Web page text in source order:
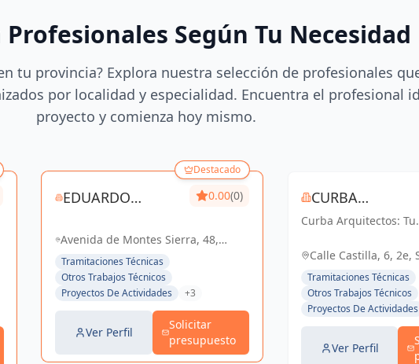
Según Tu Necesidad
tu provincia? Explora nuestra selección de profesionales
por localidad y especialidad. Encuentra el profesional
proyecto y comienza hoy mismo.
Destacado
EDUARDO
ALBA
0.00(0)
Avenida de Montes Sierra, 48,
Sevilla, España. Planta 1ª. Módulo
4B, España
Tramitaciones Técnicas
Otros Trabajos Técnicos
Proyectos De Actividades
+3
Ver Perfil
Solicitar
presupuesto
CURBA
ARQUITECTOS
Curba Arquitectos: Tu
arquitectura y
experiencia, ofrecemos
servicios integrales que
van desde proyectos
Calle Castilla, 6, 2e,
España, España
Tramitaciones Técnicas
Otros Trabajos Técnicos
Proyectos De Actividades
Ver Perfil